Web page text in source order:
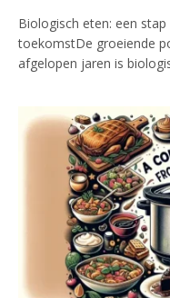
Biologisch eten: een
toekomstDe groeiende
afgelopen jaren is